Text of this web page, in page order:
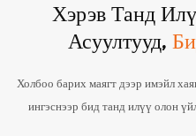
Хэрэв Танд
Асуултууд,
Холбоо барих маягт дээр имэйл
ингэснээр бид танд илүү олон